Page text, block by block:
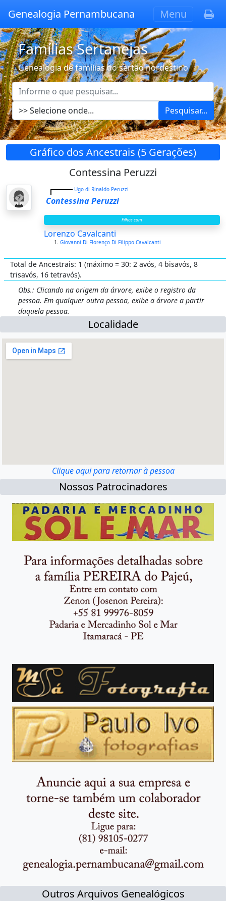
Genealogia Pernambucana Menu
Famílias Sertanejas
Genealogia de famílias do sertão nordestino
Pesquisar...
Gráfico dos Ancestrais (5 Gerações)
Contessina Peruzzi
Ugo di Rinaldo Peruzzi
Contessina Peruzzi
Filhos com
Lorenzo Cavalcanti
Giovanni Di Florenço Di Filippo Cavalcanti
Total de Ancestrais: 1 (máximo = 30: 2 avós, 4 bisavós, 8
trisavós, 16 tetravós).
Obs.: Clicando na origem da árvore, exibe o registro da
pessoa. Em qualquer outra pessoa, exibe a árvore a partir
daquela pessoa.
Localidade
Clique aqui para retornar à pessoa
Nossos Patrocinadores
Outros Arquivos Genealógicos